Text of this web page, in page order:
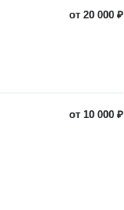
от20 000 ₽
от 10 000 ₽